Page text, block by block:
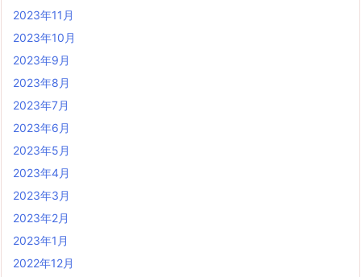
2023年11月
2023年10月
2023年9月
2023年8月
2023年7月
2023年6月
2023年5月
2023年4月
2023年3月
2023年2月
2023年1月
2022年12月